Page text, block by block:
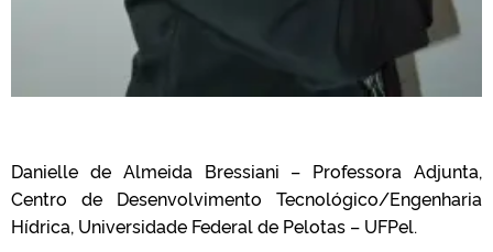
Danielle de Almeida Bressiani – Professora Adjunta,
Centro de Desenvolvimento Tecnológico/Engenharia
Hídrica, Universidade Federal de Pelotas – UFPel.